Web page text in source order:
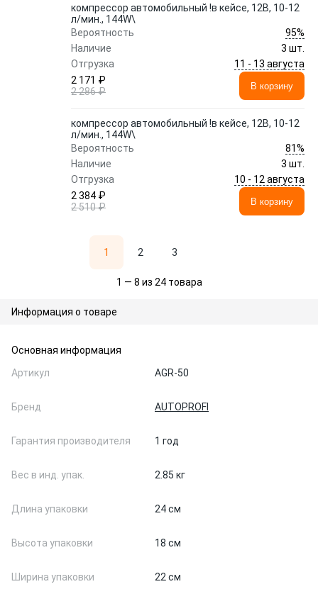
компрессор автомобильный !в кейсе, 12В, 10-12
л/мин., 144W\
Вероятность
95%
Наличие
3 шт.
Отгрузка
11 - 13 августа
2 171 ₽
2 286 ₽
В корзину
компрессор автомобильный !в кейсе, 12В, 10-12
л/мин., 144W\
Вероятность
81%
Наличие
3 шт.
Отгрузка
10 - 12 августа
2 384 ₽
2 510 ₽
В корзину
1 2 3
1 — 8 из 24 товара
Информация о товаре
Основная информация
Артикул
AGR-50
Бренд AUTOPROFI
Гарантия производителя 1 год
Вес в инд. упак. 2.85 кг
Длина упаковки 24 см
Высота упаковки 18 см
Ширина упаковки 22 см